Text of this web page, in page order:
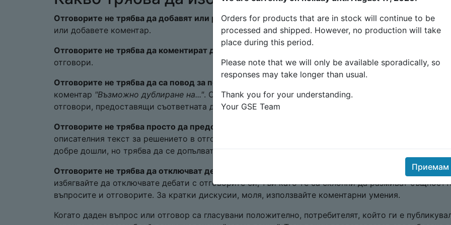
Отговорите не трябва да добавят или разширяват въпроси . Вместо това или редактирайте
или добавете коментар.
Отговорите не трябва да коментират други въпроси
. Вместо това добавете коментар по
отговори.
Отговорите не трябва да са повод за последващи въпроси
. Вместо това добавете индикация за
коментар "Възможно дублиране на...". Обаче е добре да включите линкове към други въпроси или
отговори, предоставящи съответната допълнителна информация.
Отговорите не трябва просто да предоставят линк или решение
описателния текст за решението в отговора си, дори и да е просто копиране/поставяне.
добре дошли, но трябва да се допълват от отговор, рефериращи източници или допълнително
Отговорите не трябва да отключват дебати
Тази общност Q&A не е дискусионна група. Моля,
избягвайте да отключвате дебати с отговорите си, тъй като те са склонни да размиват
въпросите и отговорите. За кратки дискусии, моля, използвайте коментарни умения.
Когато даден въпрос или отговор са гласувани положително, потребителят, който ги е
Orders for products that are in stock will continue to be
processed and shipped. However, no production will take
place during this period.
Please note that we will only be available sporadically, so
responses may take longer than usual.
Thank you for your understanding.
Your GSE Team
Приемам